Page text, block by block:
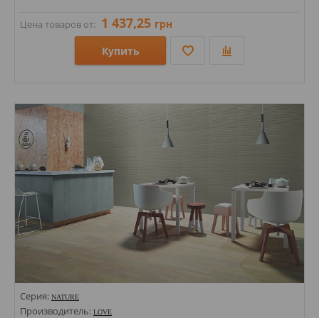
Цена товаров от: 1 437,25 грн
Купить
Стили: С Вензелями; С полосами, волна;
Цвета:
Серия: NATURE
Производитель: LOVE